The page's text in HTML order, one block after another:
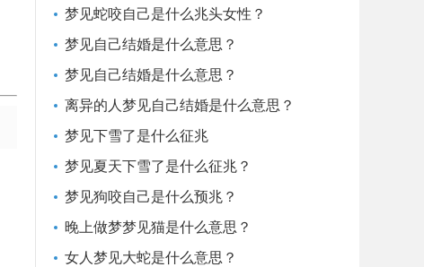
梦见蛇咬自己是什么兆头女性？
梦见自己结婚是什么意思？
梦见自己结婚是什么意思？
离异的人梦见自己结婚是什么意思？
梦见下雪了是什么征兆
梦见夏天下雪了是什么征兆？
梦见狗咬自己是什么预兆？
晚上做梦梦见猫是什么意思？
女人梦见大蛇是什么意思？